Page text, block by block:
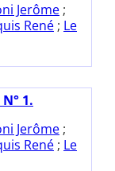
Jerôme ;
René ; Le
1.
Jerôme ;
René ; Le